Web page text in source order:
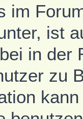
im
ist
in der
zu